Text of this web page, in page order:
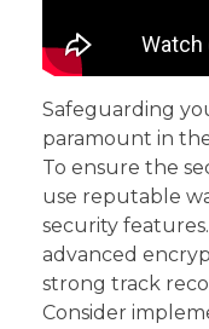
Safeguarding
paramount in
To ensure the
use reputable
security
advanced
strong track
Consider